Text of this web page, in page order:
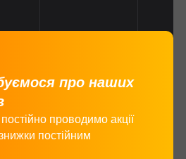
про наших
проводимо акції
постійним